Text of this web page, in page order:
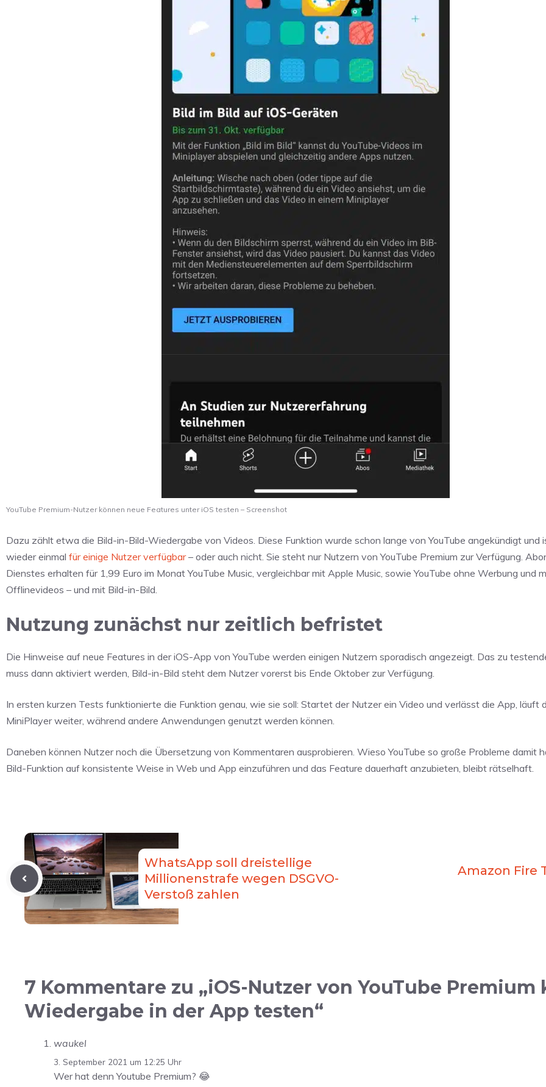
YouTube Premium-Nutzer können neue Features unter iOS testen – Screenshot
Dazu zählt etwa die Bild-in-Bild-Wiedergabe von Videos. Diese Funktion wurde schon lange von YouTube angekündigt und
wieder einmal für einige Nutzer verfügbar– oder auch nicht. Sie steht nur Nutzern von YouTube Premium zur Verfügung.
Dienstes erhalten für 1,99 Euro im Monat YouTube Music, vergleichbar mit Apple Music, sowie YouTube ohne Werbung und
Offlinevideos – und mit Bild-in-Bild.
Nutzung zunächst nur zeitlich befristet
Die Hinweise auf neue Features in der iOS-App von YouTube werden einigen Nutzern sporadisch angezeigt. Das zu
muss dann aktiviert werden, Bild-in-Bild steht dem Nutzer vorerst bis Ende Oktober zur Verfügung.
In ersten kurzen Tests funktionierte die Funktion genau, wie sie soll: Startet der Nutzer ein Video und verlässt die App, läuft
MiniPlayer weiter, während andere Anwendungen genutzt werden können.
Daneben können Nutzer noch die Übersetzung von Kommentaren ausprobieren. Wieso YouTube so große Probleme damit
Bild-Funktion auf konsistente Weise in Web und App einzuführen und das Feature dauerhaft anzubieten, bleibt rätselhaft.
WhatsApp soll dreistellige
Millionenstrafe wegen DSGVO-
Verstoß zahlen
Amazon Fire
7 Kommentare zu „iOS-Nutzer von YouTube
Wiedergabe in der App testen“
waukel
3. September 2021 um 12:25 Uhr
Wer hat denn Youtube Premium? 😂